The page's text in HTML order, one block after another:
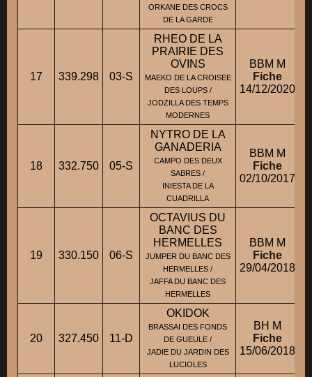
ORKANE DES CROCS
DE LA GARDE
17 339.298 03-S
RHEO DE LA
PRAIRIE DES
OVINS
MAEKO DE LA CROISEE
DES LOUPS /
JODZILLA DES TEMPS
MODERNES
BBM M
Fiche
14/12/2020
18 332.750 05-S
NYTRO DE LA
GANADERIA
CAMPO DES DEUX
SABRES /
INIESTA DE LA
CUADRILLA
BBM M
Fiche
02/10/2017
19 330.150 06-S
OCTAVIUS DU
BANC DES
HERMELLES
JUMPER DU BANC DES
HERMELLES /
JAFFA DU BANC DES
HERMELLES
BBM M
Fiche
29/04/2018
20 327.450 11-D
OKIDOK
BRASSAI DES FONDS
DE GUEULE /
JADIE DU JARDIN DES
LUCIOLES
BH M
Fiche
15/06/2018